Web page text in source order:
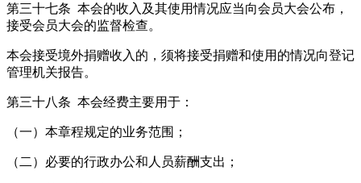
第三十七条 本会的收入及其使用情况应当向会员大会公布，
接受会员大会的监督检查。
本会接受境外捐赠收入的，须将接受捐赠和使用的情况向登记
管理机关报告。
第三十八条 本会经费主要用于：
（一）本章程规定的业务范围；
（二）必要的行政办公和人员薪酬支出；